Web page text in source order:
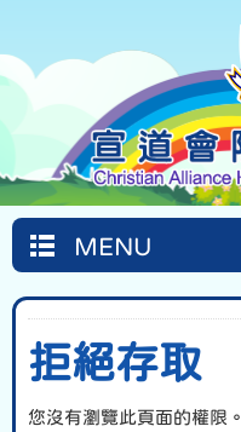
MENU
拒絕存取
您沒有瀏覽此頁面的權限。